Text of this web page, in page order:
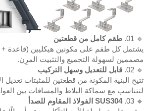
🔹 01.
طقم كامل من قطعتين
يشتمل كل طقم على مكونين هيكليين (قاعدة +
مصممين لسهولة التجميع والتثبيت المرِن.
🔹 02.
قابل للتعديل وسهل التركيب
تتيح البنية المكونة من قطعتين للمثبتات تعديل
لتتناسب مع سماكة البلاط والمسافات بين
🔹 03.
SUS304 الفولاذ المقاوم للصدأ